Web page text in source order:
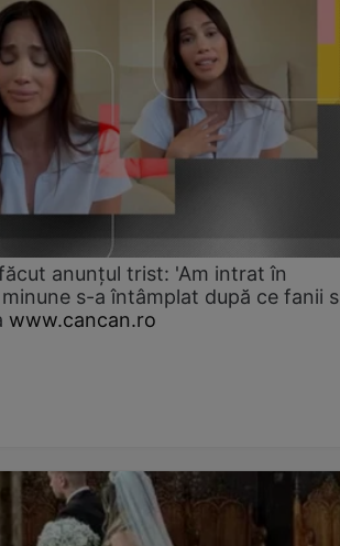
anunțul trist: 'Am intrat în
s-a întâmplat după ce fanii
www.cancan.ro